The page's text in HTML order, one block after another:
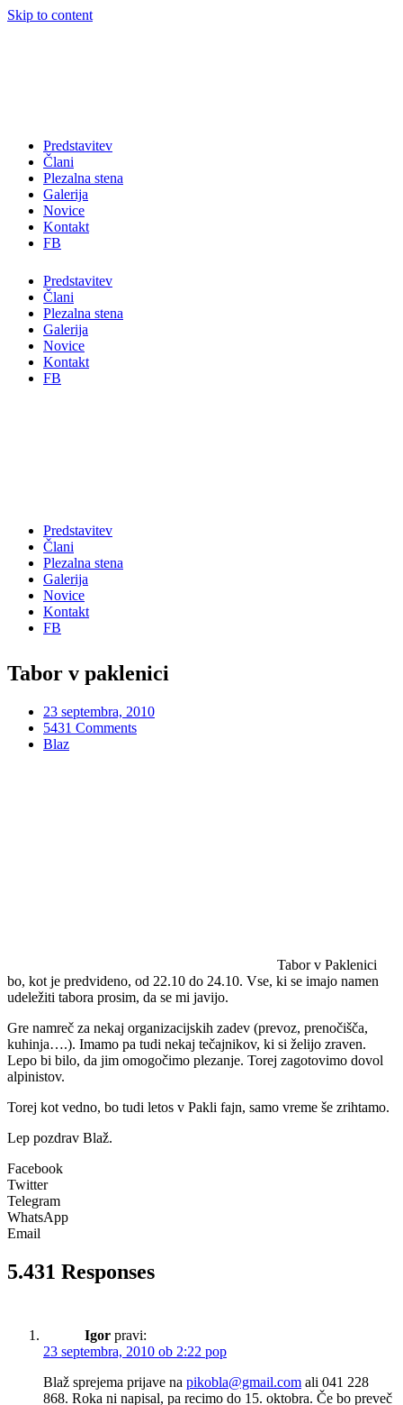
Skip to content
Predstavitev
Člani
Plezalna stena
Galerija
Novice
Kontakt
FB
Predstavitev
Člani
Plezalna stena
Galerija
Novice
Kontakt
FB
Predstavitev
Člani
Plezalna stena
Galerija
Novice
Kontakt
FB
Tabor v paklenici
23 septembra, 2010
5431 Comments
Blaz
Tabor v Paklenici
bo, kot je predvideno, od 22.10 do 24.10. Vse, ki se imajo namen
udeležiti tabora prosim, da se mi javijo.
Gre namreč za nekaj organizacijskih zadev (prevoz, prenočišča,
kuhinja….). Imamo pa tudi nekaj tečajnikov, ki si želijo zraven.
Lepo bi bilo, da jim omogočimo plezanje. Torej zagotovimo dovol
alpinistov.
Torej kot vedno, bo tudi letos v Pakli fajn, samo vreme še zrihtamo.
Lep pozdrav Blaž.
Facebook
Twitter
Telegram
WhatsApp
Email
5.431 Responses
Igor pravi:
23 septembra, 2010 ob 2:22 pop
Blaž sprejema prijave na pikobla@gmail.com ali 041 228
868. Roka ni napisal, pa recimo do 15. oktobra. Če bo preveč